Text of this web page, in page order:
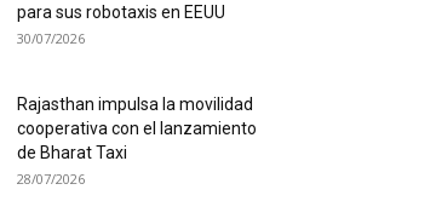
para sus robotaxis en EEUU
30/07/2026
Rajasthan impulsa la movilidad
cooperativa con el lanzamiento
de Bharat Taxi
28/07/2026